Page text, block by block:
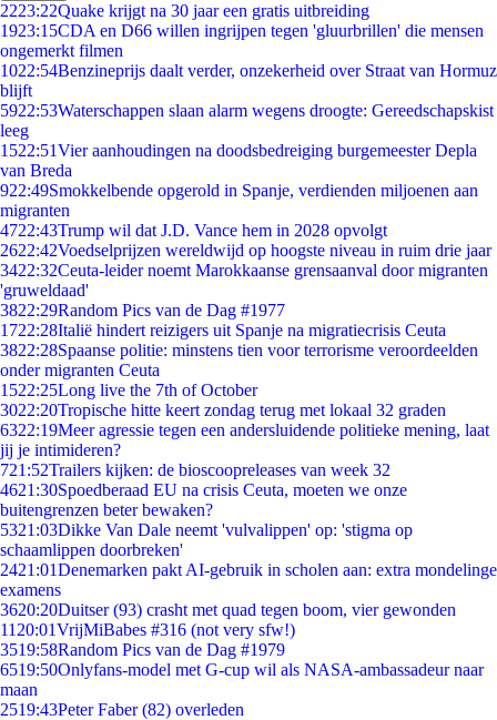
2223:22Quake krijgt na 30 jaar een gratis uitbreiding
1923:15CDA en D66 willen ingrijpen tegen 'gluurbrillen' die mensen
ongemerkt filmen
1022:54Benzineprijs daalt verder, onzekerheid over Straat van Hormuz
blijft
5922:53Waterschappen slaan alarm wegens droogte: Gereedschapskist
leeg
1522:51Vier aanhoudingen na doodsbedreiging burgemeester Depla
van Breda
922:49Smokkelbende opgerold in Spanje, verdienden miljoenen aan
migranten
4722:43Trump wil dat J.D. Vance hem in 2028 opvolgt
2622:42Voedselprijzen wereldwijd op hoogste niveau in ruim drie jaar
3422:32Ceuta-leider noemt Marokkaanse grensaanval door migranten
'gruweldaad'
3822:29Random Pics van de Dag #1977
1722:28Italië hindert reizigers uit Spanje na migratiecrisis Ceuta
3822:28Spaanse politie: minstens tien voor terrorisme veroordeelden
onder migranten Ceuta
1522:25Long live the 7th of October
3022:20Tropische hitte keert zondag terug met lokaal 32 graden
6322:19Meer agressie tegen een andersluidende politieke mening, laat
jij je intimideren?
721:52Trailers kijken: de bioscoopreleases van week 32
4621:30Spoedberaad EU na crisis Ceuta, moeten we onze
buitengrenzen beter bewaken?
5321:03Dikke Van Dale neemt 'vulvalippen' op: 'stigma op
schaamlippen doorbreken'
2421:01Denemarken pakt AI-gebruik in scholen aan: extra mondelinge
examens
3620:20Duitser (93) crasht met quad tegen boom, vier gewonden
11 20:01VrijMiBabes #316 (not very sfw!)
3519:58Random Pics van de Dag #1979
6519:50Onlyfans-model met G-cup wil als NASA-ambassadeur naar
maan
2519:43Peter Faber (82) overleden